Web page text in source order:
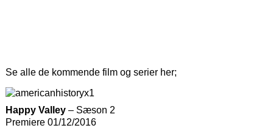
Se alle de kommende film og serier her;
Happy Valley– Sæson 2
Premiere 01/12/2016